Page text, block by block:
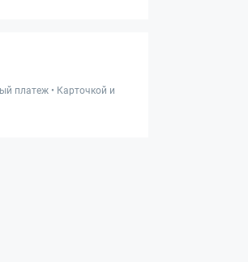
платеж • Карточкой и